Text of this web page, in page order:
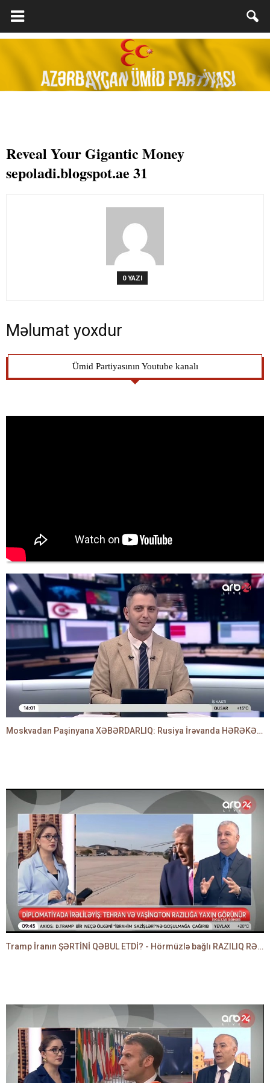
Reveal Your Gigantic Money
sepoladi.blogspot.ae 31
0 YAZI
Məlumat yoxdur
Ümid Partiyasının Youtube kanalı
Moskvadan Paşinyana XƏBƏRDARLIQ: Rusiya İrəvanda HƏRƏKƏTƏ KEÇDİ - TAMİLLA QULAMİ danışır
Tramp İranın ŞƏRTİNİ QƏBUL ETDİ? - Hörmüzlə bağlı RAZILIQ RƏSMƏN AÇIQLANIR -BAKİR HƏDƏNBƏYLİ danışır